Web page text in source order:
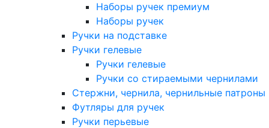
Наборы ручек премиум
Наборы ручек
Ручки на подставке
Ручки гелевые
Ручки гелевые
Ручки со стираемыми чернилами
Стержни, чернила, чернильные патроны
Футляры для ручек
Ручки перьевые